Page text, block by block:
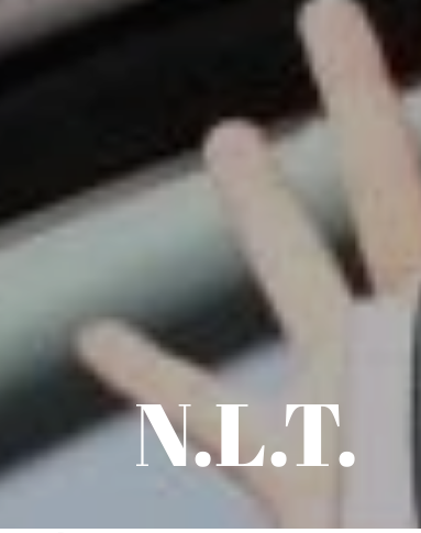
N.L.T.